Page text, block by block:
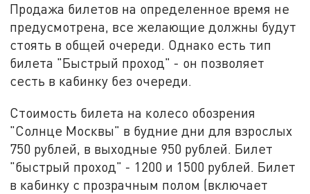
Продажа билетов на определенное время не
предусмотрена, все желающие должны будут
стоять в общей очереди. Однако есть тип
билета "Быстрый проход" - он позволяет
сесть в кабинку без очереди.
Стоимость билета на колесо обозрения
"Солнце Москвы" в будние дни для взрослых
750 рублей, в выходные 950 рублей. Билет
"быстрый проход" - 1200 и 1500 рублей. Билет
в кабинку с прозрачным полом (включает